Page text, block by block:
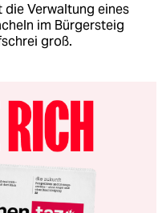
die Verwaltung eines
im Bürgersteig
groß.